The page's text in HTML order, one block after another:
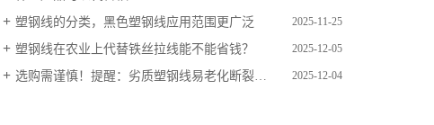
塑钢线的分类，黑色塑钢线应用范围更广泛 2025-11-25
塑钢线在农业上代替铁丝拉线能不能省钱？ 2025-12-05
选购需谨慎！提醒：劣质塑钢线易老化断裂，恐造成农产损失 2025-12-04